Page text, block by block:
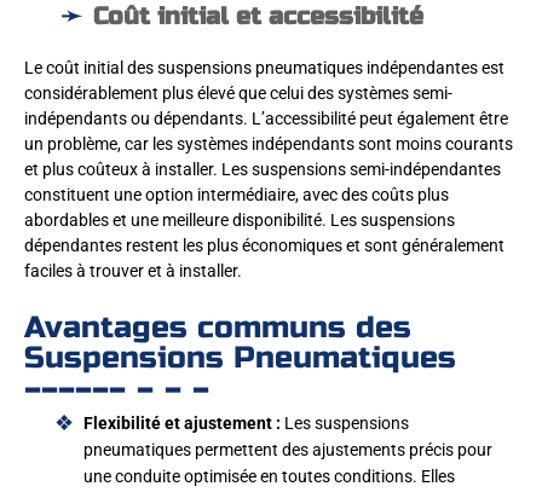
Coût initial et accessibilité
Le coût initial des suspensions pneumatiques indépendantes est
considérablement plus élevé que celui des systèmes semi-
indépendants ou dépendants. L’accessibilité peut également être
un problème, car les systèmes indépendants sont moins courants
et plus coûteux à installer. Les suspensions semi-indépendantes
constituent une option intermédiaire, avec des coûts plus
abordables et une meilleure disponibilité. Les suspensions
dépendantes restent les plus économiques et sont généralement
faciles à trouver et à installer.
Avantages communs des
Suspensions Pneumatiques
Flexibilité et ajustement : Les suspensions
pneumatiques permettent des ajustements précis pour
une conduite optimisée en toutes conditions. Elles